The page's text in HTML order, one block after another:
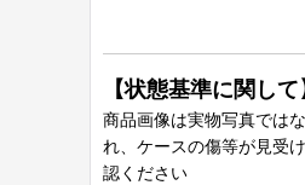
【状態基準に関して
商品画像は実物写真では
れ、ケースの傷等が見受
認ください